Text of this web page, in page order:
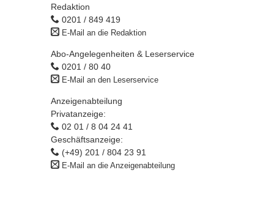
Redaktion
0201 / 849 419
E-Mail an die Redaktion
Abo-Angelegenheiten & Leserservice
0201 / 80 40
E-Mail an den Leserservice
Anzeigenabteilung
Privatanzeige:
02 01 / 8 04 24 41
Geschäftsanzeige:
(+49) 201 / 804 23 91
E-Mail an die Anzeigenabteilung